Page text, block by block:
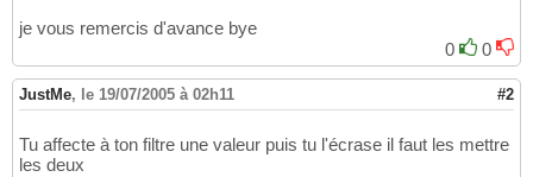
je vous remercis d'avance bye
0
0
JustMe, le 19/07/2005 à 02h11 #2
Tu affecte à ton filtre une valeur puis tu l'écrase il faut les mettre
les deux